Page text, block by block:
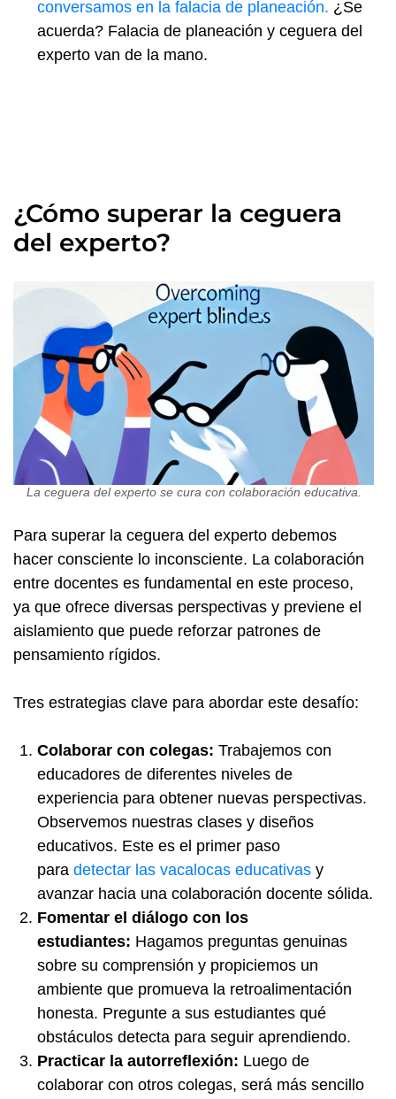
conversamos en la falacia de planeación. ¿Se
acuerda? Falacia de planeación y ceguera del
experto van de la mano.
¿Cómo superar la ceguera
del experto?
La ceguera del experto se cura con colaboración educativa.
Para superar la ceguera del experto debemos
hacer consciente lo inconsciente. La colaboración
entre docentes es fundamental en este proceso,
ya que ofrece diversas perspectivas y previene el
aislamiento que puede reforzar patrones de
pensamiento rígidos.
Tres estrategias clave para abordar este desafío:
Colaborar con colegas: Trabajemos con
educadores de diferentes niveles de
experiencia para obtener nuevas perspectivas.
Observemos nuestras clases y diseños
educativos. Este es el primer paso
para detectar las vacalocas educativas y
avanzar hacia una colaboración docente sólida.
Fomentar el diálogo con los
estudiantes: Hagamos preguntas genuinas
sobre su comprensión y propiciemos un
ambiente que promueva la retroalimentación
honesta. Pregunte a sus estudiantes qué
obstáculos detecta para seguir aprendiendo.
Practicar la autorreflexión: Luego de
colaborar con otros colegas, será más sencillo